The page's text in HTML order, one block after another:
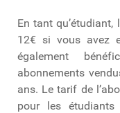
En tant
12€ si vous avez
également
abonnements
ans. Le tarif de
pour les